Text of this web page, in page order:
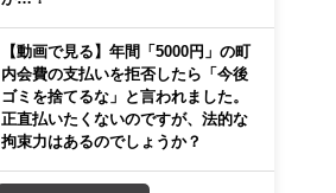
【動画で見る】年間「5000円」の町
内会費の支払いを拒否したら「今後
ゴミを捨てるな」と言われました。
正直払いたくないのですが、法的な
拘束力はあるのでしょうか？